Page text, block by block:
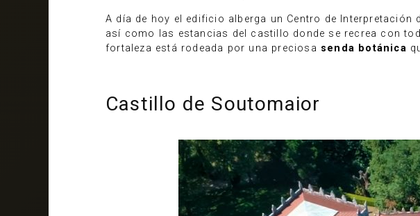
A día de hoy el edificio alberga un Centro de
así como las estancias del castillo donde se recrea con
fortaleza está rodeada por una preciosa senda botánica
Castillo de Soutomaior